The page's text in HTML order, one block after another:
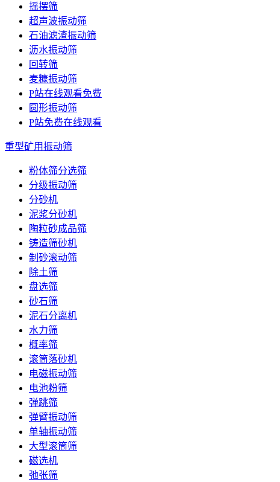
摇摆筛
超声波振动筛
石油滤渣振动筛
沥水振动筛
回转筛
麦糠振动筛
P站在线观看免费
圆形振动筛
P站免费在线观看
重型矿用振动筛
粉体筛分选筛
分级振动筛
分砂机
泥浆分砂机
陶粒砂成品筛
铸造筛砂机
制砂滚动筛
除土筛
盘选筛
砂石筛
泥石分离机
水力筛
概率筛
滚筒落砂机
电磁振动筛
电池粉筛
弹跳筛
弹臂振动筛
单轴振动筛
大型滚筒筛
磁选机
弛张筛